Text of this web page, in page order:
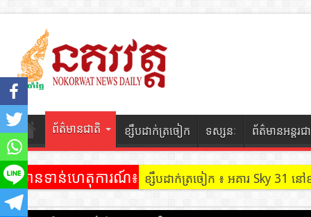
ព័ត៌មានជាតិ ខ្សឹបដាក់ត្រចៀក ទស្សនៈ ព័ត៌មានអន្តរជ
ព័ត៌មានទាន់ហេតុការណ៍៖ ខ្សឹបដាក់ត្រចៀក ៖ អគារ Sky 31